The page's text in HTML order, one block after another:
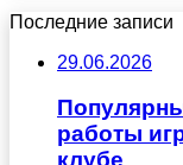
Последние записи
29.06.2026
работы